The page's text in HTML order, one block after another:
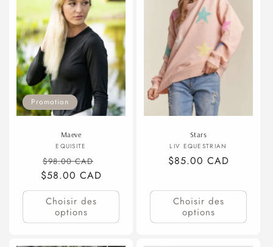
Promotion
Maeve
Fournisseur :
EQUISITE
Prix
habituel
$98.00 CAD
promotionnel
$58.00 CAD
Choisir des
options
Stars
Fournisseur :
LIV EQUESTRIAN
Prix
$85.00 CAD
Choisir des
options